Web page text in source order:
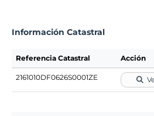
Información Catastral
Referencia Catastral Acción
2161010DF0626S0001ZE